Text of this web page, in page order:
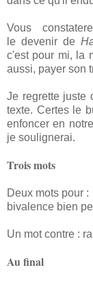
Vous
le devenir de
c'est pour mi, la
aussi, payer son
Je regrette juste
texte. Certes le
enfoncer en
je soulignerai.
Trois mots
Deux mots pour
bivalence bien
Un mot contre :
Au final